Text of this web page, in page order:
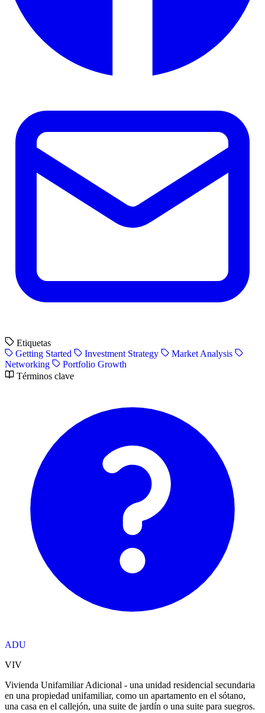
Etiquetas
Getting Started
Investment Strategy
Market Analysis
Networking
Portfolio Growth
Términos clave
ADU
VIV
Vivienda Unifamiliar Adicional - una unidad residencial secundaria
en una propiedad unifamiliar, como un apartamento en el sótano,
una casa en el callejón, una suite de jardín o una suite para suegros.